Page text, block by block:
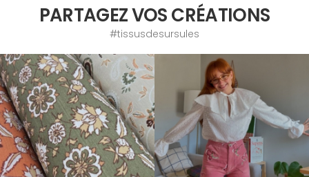
PARTAGEZ VOS CRÉATIONS
#tissusdesursules